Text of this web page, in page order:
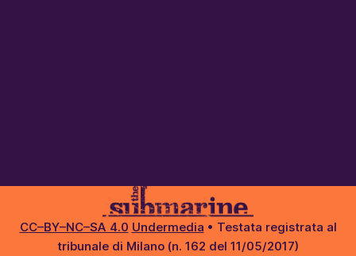
CC–BY–NC–SA 4.0 Undermedia • Testata registrata al
tribunale di Milano (n. 162 del 11/05/2017)